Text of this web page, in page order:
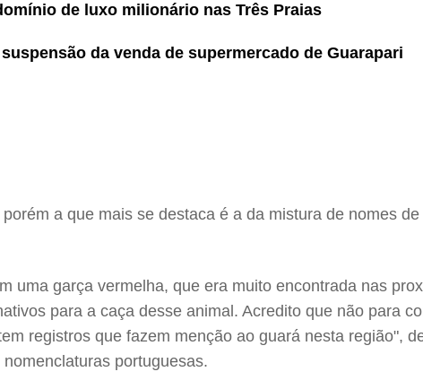
de luxo milionário nas Três Praias
da venda de supermercado de Guarapari
a que mais se destaca é a da mistura de nomes
uma garça vermelha, que era muito encontrada nas
para a caça desse animal. Acredito que não para
registros que fazem menção ao guará nesta região",
portuguesas.